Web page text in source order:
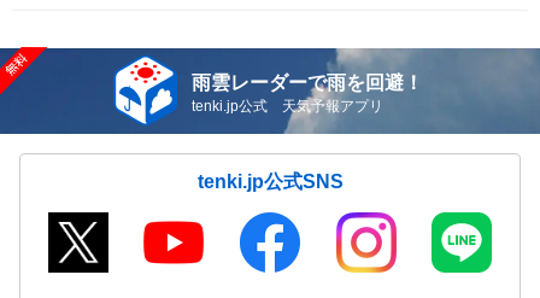
雨雲レーダーで雨を回避！
tenki.jp公式 天気予報アプリ
tenki.jp公式SNS